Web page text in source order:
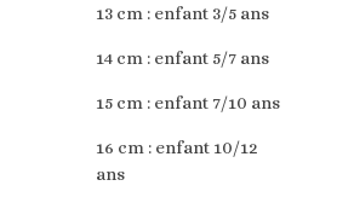
13 cm : enfant 3/5 ans
14 cm : enfant 5/7 ans
15 cm : enfant 7/10 ans
16 cm : enfant 10/12
ans